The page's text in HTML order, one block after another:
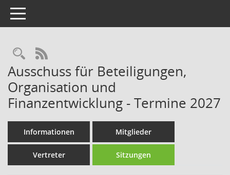
Toggle navigation
Rechercheauswahl
RSS-Feed
Ausschuss für Beteiligungen,
Organisation und
Finanzentwicklung - Termine 2027
Informationen Mitglieder
Vertreter Sitzungen